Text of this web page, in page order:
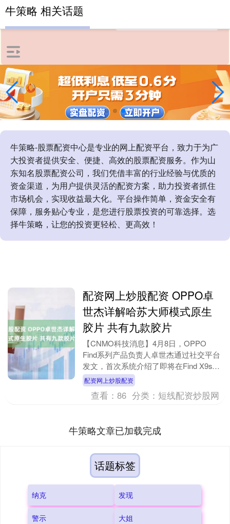
牛策略-股票配资中心是专业的网上配资平台，致力于为广
大投资者提供安全、便捷、高效的股票配资服务。作为山
东知名股票配资公司，我们凭借丰富的行业经验与优质的
资金渠道，为用户提供灵活的配资方案，助力投资者抓住
市场机会，实现收益最大化。平台操作简单，资金安全有
保障，服务贴心专业，是您进行股票投资的可靠选择。选
择牛策略，让您的投资更轻松、更高效！
牛策略 相关话题
配资网上炒股配资 OPPO卓
世杰详解哈苏大师模式原生
胶片 共有九款胶片
【CNMO科技消息】4月8日，OPPO
Find系列产品负责人卓世杰通过社交平台
发文，首次系统介绍了即将在Find X9s
Pro和Find X9 Ultra上....
配资网上炒股配资
查看：86 分类： 短线配资炒股网
牛策略文章已加载完成
话题标签
纳克 发现
警示 大姐